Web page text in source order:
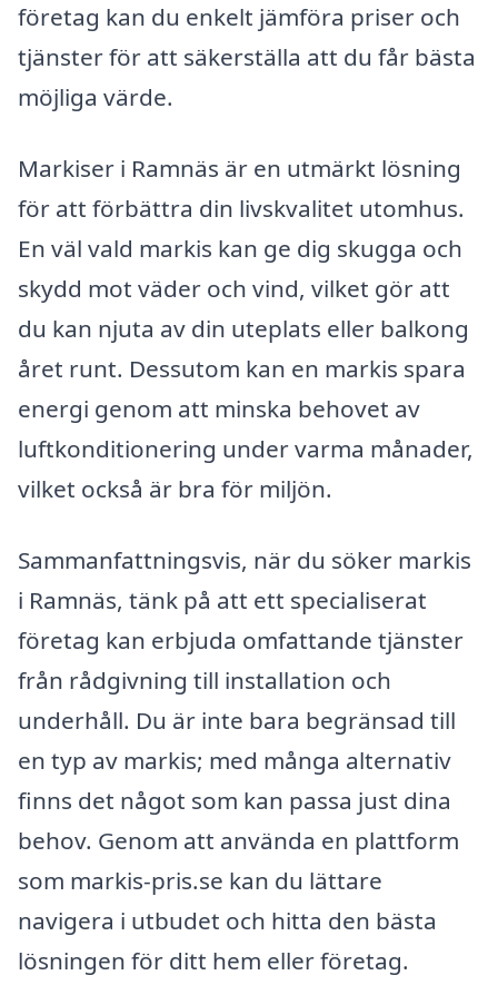
företag kan du enkelt jämföra priser och
tjänster för att säkerställa att du får bästa
möjliga värde.
Markiser i Ramnäs är en utmärkt lösning
för att förbättra din livskvalitet utomhus.
En väl vald markis kan ge dig skugga och
skydd mot väder och vind, vilket gör att
du kan njuta av din uteplats eller balkong
året runt. Dessutom kan en markis spara
energi genom att minska behovet av
luftkonditionering under varma månader,
vilket också är bra för miljön.
Sammanfattningsvis, när du söker markis
i Ramnäs, tänk på att ett specialiserat
företag kan erbjuda omfattande tjänster
från rådgivning till installation och
underhåll. Du är inte bara begränsad till
en typ av markis; med många alternativ
finns det något som kan passa just dina
behov. Genom att använda en plattform
som markis-pris.se kan du lättare
navigera i utbudet och hitta den bästa
lösningen för ditt hem eller företag.